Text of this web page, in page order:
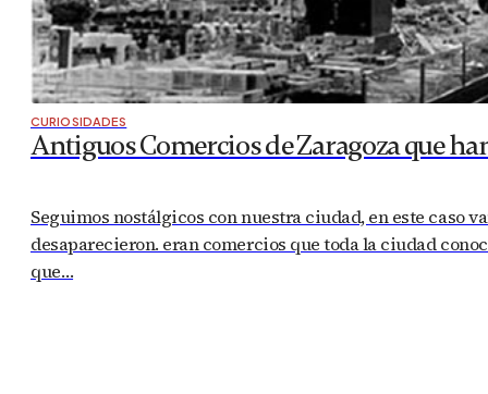
CURIOSIDADES
Antiguos Comercios de Zaragoza que
Seguimos nostálgicos con nuestra ciudad, en este caso
desaparecieron. eran comercios que toda la ciudad
que…